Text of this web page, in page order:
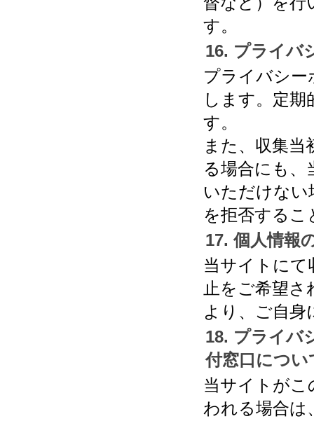
す。
16. プライバ
プライバシー
します。定
す。
また、収集
る場合にも、
いただけない
を拒否するこ
17. 個人情報
当サイトにて
止をご希望
より、ご自身
18. プライバ
付窓口につい
当サイトが
われる場合